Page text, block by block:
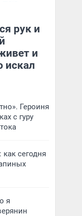
рук и
и
искал
Героиня
с гуру
сегодня
я